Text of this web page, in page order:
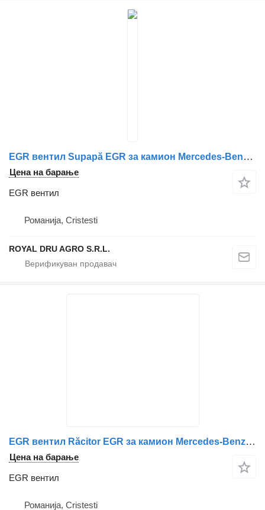
EGR вентил Supapă EGR за камион Mercedes-Benz 4701402108 / A4701402108 / 4701400846 / A4701400846 / 4701400546 / A4701400546 / A4701400346 / 4701400346
Цена на барање
EGR вентил
Романија, Cristesti
ROYAL DRU AGRO S.R.L.
EGR вентил Răcitor EGR за камион Mercedes-Benz A4711406475 / A4711406775
Цена на барање
EGR вентил
Романија, Cristesti